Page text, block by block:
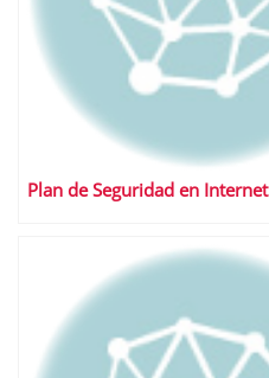
Plan de Seguridad en Internet